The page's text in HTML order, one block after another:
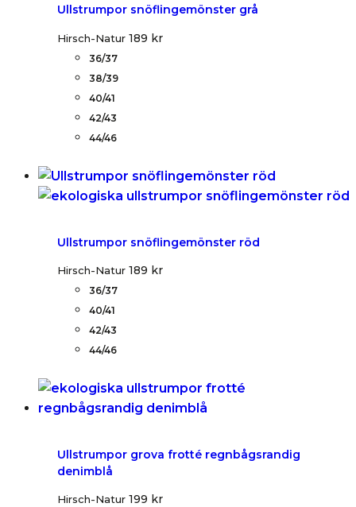
Ullstrumpor snöflingemönster grå
Hirsch-Natur 189 kr
36/37
38/39
40/41
42/43
44/46
Ullstrumpor snöflingemönster röd
Hirsch-Natur 189 kr
36/37
40/41
42/43
44/46
Ullstrumpor grova frotté regnbågsrandig
denimblå
Hirsch-Natur 199 kr